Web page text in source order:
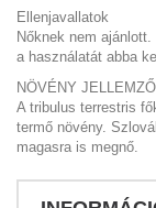
Ellenjavallatok
Nőknek nem
a használatát abba
NÖVÉNY JELLEMZŐI
A tribulus terrestris
termő növény.
magasra is megnő.